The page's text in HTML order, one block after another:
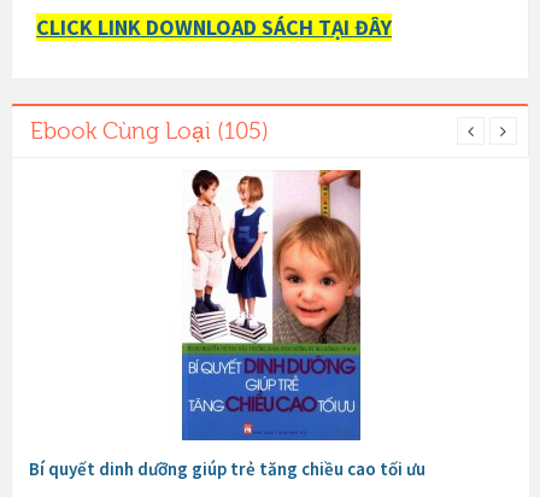
CLICK LINK DOWNLOAD SÁCH TẠI ĐÂY
Ebook Cùng Loại (105)
Bí quyết dinh dưỡng giúp trẻ tăng chiều cao tối ưu